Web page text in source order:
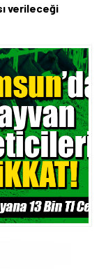
verileceği